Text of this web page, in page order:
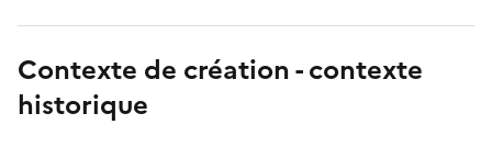
Contexte de création - contexte
historique